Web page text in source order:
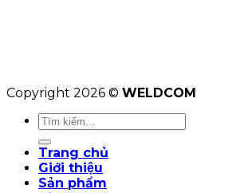
Copyright 2026 © WELDCOM
Tìm
kiếm:
Trang chủ
Giới thiệu
Sản phẩm